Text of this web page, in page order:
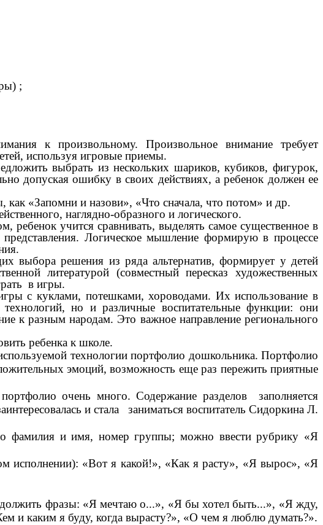
;
к произвольному. Произвольное внимание требует
используя игровые приемы.
выбрать из нескольких шариков, кубиков, фигурок,
допуская ошибку в своих действиях, а ребенок должен ее
«Запомни и назови», «Что сначала, что потом» и др.
наглядно-образного и логического.
учится сравнивать, выделять самое существенное в
Логическое мышление формирую в процессе
выбора решения из ряда альтернатив, формирует у детей
литературой (совместный пересказ художественных
в игры.
с куклами, потешками, хороводами. Их использование в
но и различные воспитательные функции: они
к разным народам. Это важное направление регионального
ребенка к школе.
технологии портфолио дошкольника. Портфолио
эмоций, возможность еще раз пережить приятные
очень много. Содержание разделов заполняется
и стала заниматься воспитатель Сидоркина Л.
фамилия и имя, номер группы; можно ввести рубрику «Я
исполнении): «Вот я какой!», «Как я расту», «Я вырос», «Я
фразы: «Я мечтаю о...», «Я бы хотел быть...», «Я жду,
и каким я буду, когда вырасту?», «О чем я люблю думать?».